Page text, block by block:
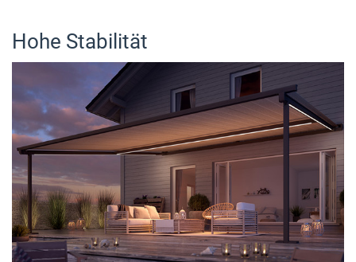
Hohe Stabilität